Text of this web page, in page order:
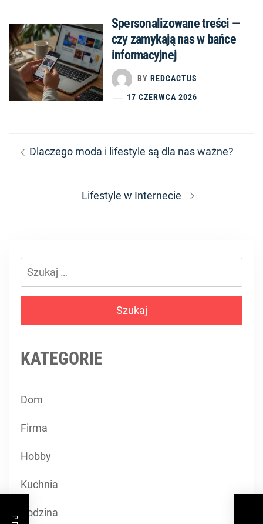
Spersonalizowane treści —
czy zamykają nas w bańce
informacyjnej
BY REDCACTUS
17 CZERWCA 2026
Nawigacja
wpisu
Previous
Dlaczego moda i lifestyle są dla nas ważne?
Next
Lifestyle w Internecie
Szukaj:
KATEGORIE
Dom
Firma
Hobby
Kuchnia
Rodzina